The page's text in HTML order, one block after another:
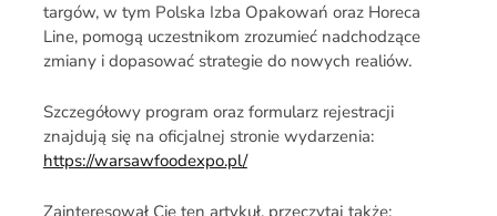
targów, w tym Polska Izba Opakowań oraz Horeca
Line, pomogą uczestnikom zrozumieć nadchodzące
zmiany i dopasować strategie do nowych realiów.
Szczegółowy program oraz formularz rejestracji
znajdują się na oficjalnej stronie wydarzenia:
https://warsawfoodexpo.pl/
Zainteresował Cię ten artykuł, przeczytaj także: